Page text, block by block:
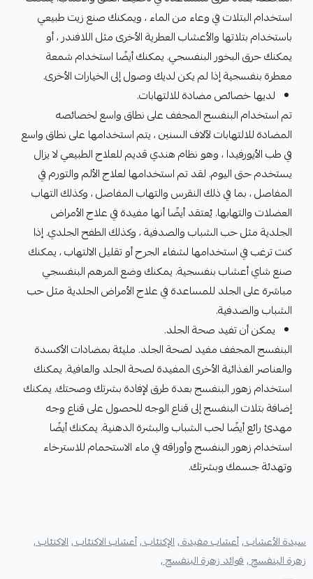
استخدام البتلات في وعاء من الماء ، ويمكنك صنع زيت طبيعي
باستخدام بتلاتها والأعشاب العطرية الأخرى مثل اللافندر ، أو
يمكنك حرق البخور البنفسجي. يمكنك أيضًا استخدام شمعة
معطرة بنفسجية إذا لم يكن لديك وصول إلى الخيارات الأخرى.
لديها خصائص مضادة للالتهابات.
تم استخدام البنفسج المجفف على نطاق واسع لخصائصه
المضادة للالتهابات لآلاف السنين ، يتم استخدامها على نطاق واسع
في طب الأيورفيدا ، وهو نظام هندي قديم للعلاج الطبيعي لا يزال
يستخدم حتى اليوم. لقد تم استخدامها لعلاج الألم والتورم في
المفاصل ، بما في ذلك النقرس والتهاب المفاصل ، وكذلك التهاب
العضلات والتهابها. يُعتقد أيضًا أنها مفيدة في علاج الأمراض
الجلدية مثل حب الشباب والصدفية ، وكذلك الطفح الجلدي. إذا
كنت ترغب في استخدامها لشفاء الجرح أو تقليل الالتهاب ، يمكنك
صنع شاي أعشاب بنفسجية. يمكنك وضع المرهم البنفسجي
مباشرة على الجلد للمساعدة في علاج الأمراض الجلدية مثل حب
الشباب والصدفية.
يمكن أن تفيد صحة الجلد.
البنفسج المجفف مفيد لصحة الجلد. مليئة بمضادات الأكسدة
والعناصر الغذائية الأخرى المفيدة لصحة الجلد والعافية. يمكنك
استخدام زهور البنفسج بعدة طرق لإفادة بشرتك وصحتك. يمكنك
إضافة بتلات البنفسج إلى قناع الوجه للحصول على قناع وجه
مهدئ رائع أيضًا لحب الشباب والبشرة الدهنية. يمكنك أيضًا
استخدام زهور البنفسج وأوراقه في ماء الاستحمام للاسترخاء
وتهدئة جسمك وبشرتك.
سيدة الأعشاب ,أعشاب مفيدة ,الإكتئاب ,أعشاب الاكتئاب ,الاكتئاب ,
زهرة البنفسج ,فوائد زهرة البنفسج ,